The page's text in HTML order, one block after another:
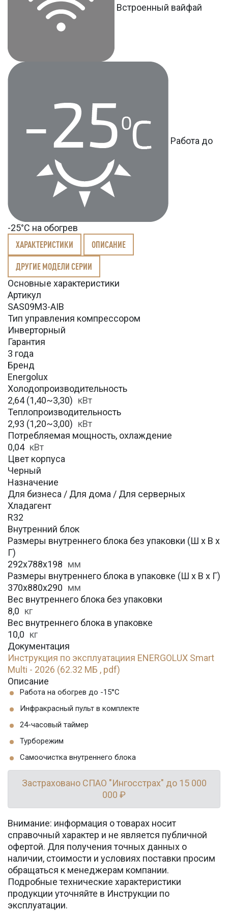
Встроенный вайфай
Работа до
-25°С на обогрев
ХАРАКТЕРИСТИКИ ОПИСАНИЕ
ДРУГИЕ МОДЕЛИ СЕРИИ
Основные характеристики
Артикул
SAS09M3-AIB
Тип управления компрессором
Инверторный
Гарантия
3 года
Бренд
Energolux
Холодопроизводительность
2,64 (1,40~3,30) кВт
Теплопроизводительность
2,93 (1,20~3,00) кВт
Потребляемая мощность, охлаждение
0,04 кВт
Цвет корпуса
Черный
Назначение
Для бизнеса / Для дома / Для серверных
Хладагент
R32
Внутренний блок
Размеры внутреннего блока без упаковки (Ш х В х
Г)
292x788x198 мм
Размеры внутреннего блока в упаковке (Ш х В х Г)
370x880x290 мм
Вес внутреннего блока без упаковки
8,0 кг
Вес внутреннего блока в упаковке
10,0 кг
Документация
Инструкция по эксплуатациия ENERGOLUX Smart
Multi - 2026 (62.32 МБ , pdf)
Описание
Работа на обогрев до -15°C
Инфракрасный пульт в комплекте
24-часовый таймер
Турборежим
Самоочистка внутреннего блока
Застраховано СПАО "Ингосстрах" до 15 000
000 ₽
Внимание: информация о товарах носит
справочный характер и не является публичной
офертой. Для получения точных данных о
наличии, стоимости и условиях поставки просим
обращаться к менеджерам компании.
Подробные технические характеристики
продукции уточняйте в Инструкции по
эксплуатации.